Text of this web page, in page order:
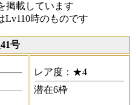
掲載しています
時のものです
号
レア度：★4
潜在6枠